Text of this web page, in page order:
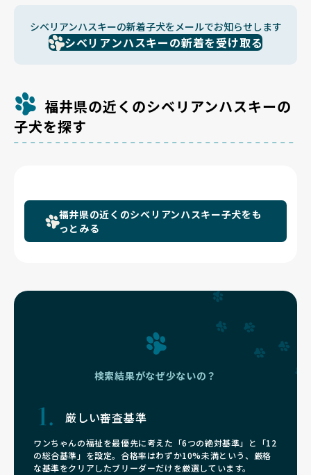
シベリアンハスキーの新着子犬をメールでお知らせします
シベリアンハスキーの新着を受け取る
福井県の近くのシベリアンハスキーの
子犬を探す
福井県の近くのシベリアンハスキー子犬をも
っとみる
検索結果がなぜ少ないの？
厳しい審査基準
ワンちゃんの福祉を最優先に考えた「6つの絶対基準」と「12
の総合基準」を設定。合格率はわずか10%未満という、厳格
な基準をクリアしたブリーダーだけを厳選しています。